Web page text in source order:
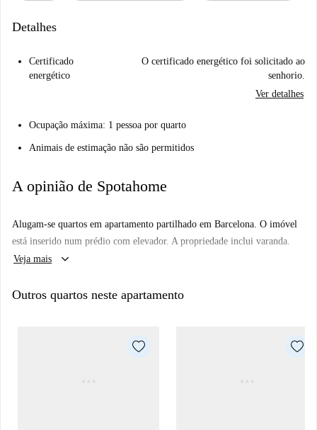
Detalhes
Certificado
energético
O certificado energético foi solicitado ao
senhorio.
Ver detalhes
Ocupação máxima: 1 pessoa por quarto
Animais de estimação não são permitidos
A opinião de Spotahome
Alugam-se quartos em apartamento partilhado em Barcelona. O imóvel
está inserido num prédio com elevador. A propriedade inclui varanda.
Veja mais
keyboard_arrow_down
Outros quartos neste apartamento